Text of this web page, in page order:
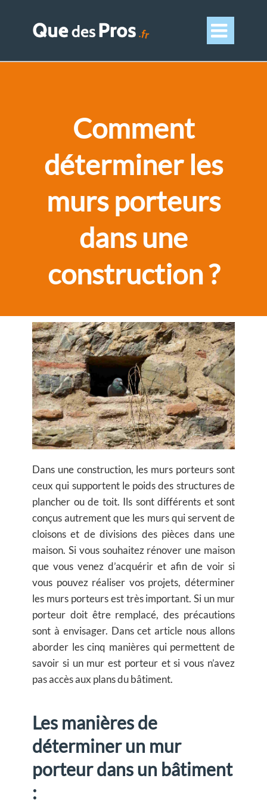

Comment
déterminer les
murs porteurs
dans une
construction ?
Dans une construction, les murs porteurs sont
ceux qui supportent le poids des structures de
plancher ou de toit. Ils sont différents et sont
conçus autrement que les murs qui servent de
cloisons et de divisions des pièces dans une
maison. Si vous souhaitez rénover une maison
que vous venez d’acquérir et afin de voir si
vous pouvez réaliser vos projets, déterminer
les murs porteurs est très important. Si un mur
porteur doit être remplacé, des précautions
sont à envisager. Dans cet article nous allons
aborder les cinq manières qui permettent de
savoir si un mur est porteur et si vous n’avez
pas accès aux plans du bâtiment.
Les manières de
déterminer un mur
porteur dans un bâtiment
: